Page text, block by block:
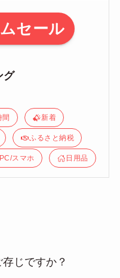
セール
グ
間 新着
ふるさと納税
スマホ 日用品
じですか？